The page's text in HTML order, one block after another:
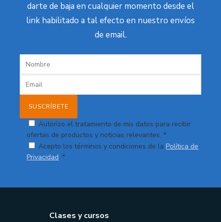
darte de baja en cualquier momento desde el
link habilitado a tal efecto en nuestro envíos
de email.
Autorizo el tratamiento de mis datos para recibir
ofertas de productos y noticias relevantes. *
Acepto los términos y condiciones de laPolítica de
Privacidad. *
Clases y cursos